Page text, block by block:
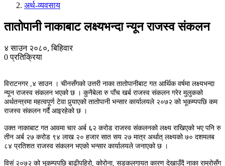
अर्थ-व्यवसाय
तातोपानी नाकाबाट लक्ष्यभन्दा न्यून राजस्व संकलन
४ साउन २०८०, बिहिवार
0प्रतिक्रिया
विराटनगर ,४ साउन । चीनसँगको उत्तरी नाका तातोपानीबाट गत आर्थिक वर्षमा लक्ष्यभन्दा
न्यून राजस्व संकलन भएको छ । कुनैबेला रु पाँच खर्ब राजस्व संकलन गरेर मुलुकको
अर्थतन्त्रमा महत्वपूर्ण टेवा पुर्‍याएको तातोपानी भन्सार कार्यालयले २०७२ को भूकम्पपछि कम
राजस्व संकलन गर्दै आइरहेको छ ।
उक्त नाकाबाट गत आवमा चार अर्ब ६२ करोड राजस्व संकलनको लक्ष्य राखिएको भए पनि रु
तीन अर्ब २७ करोड ९४ लाख २० हजार सात सय २७ मात्र अर्थात् लक्ष्यको ७० दशमलब
८४ प्रतिशत राजस्व संकलन भएको भन्सार कार्यालयले जनाएको छ ।
विसं २०७२ को भूकम्पपछि बाढीपहिरो, कोरोना, सडकलगायत कारण देखाउँदै नाका राम्रोसँग